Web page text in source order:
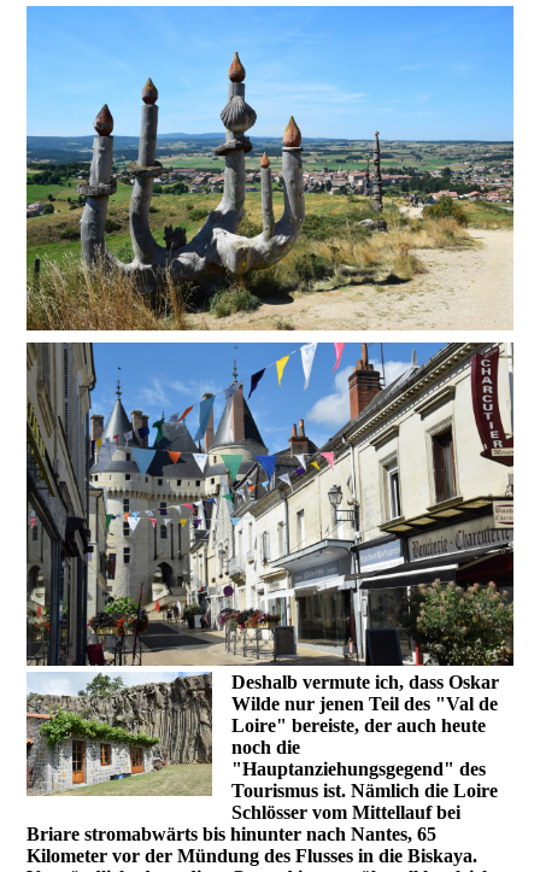
Deshalb vermute ich, dass Oskar
Wilde nur jenen Teil des "Val de
Loire" bereiste, der auch heute
noch die
"Hauptanziehungsgegend" des
Tourismus ist. Nämlich die Loire
Schlösser vom Mittellauf bei
Briare stromabwärts bis hinunter nach Nantes, 65
Kilometer vor der Mündung des Flusses in die Biskaya.